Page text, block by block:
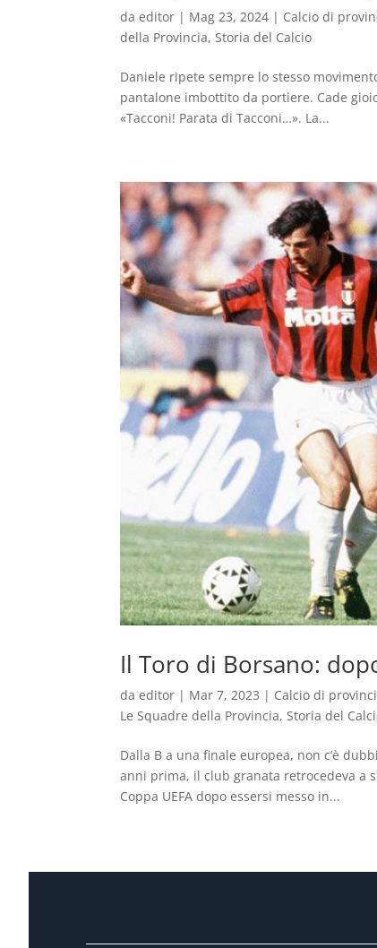
daeditor | Mag 23, 2024 | Calcio di
della Provincia, Storia del Calcio
Daniele ripete sempre lo stesso
pantalone imbottito da portiere. Cade
«Tacconi! Parata di Tacconi…». La...
Il Toro di Borsano:
daeditor | Mar 7, 2023 | Calcio di
Le Squadre della Provincia,Storia del
Dalla B a una finale europea, non c’è
anni prima, il club granata retrocedeva a
Coppa UEFA dopo essersi messo in...